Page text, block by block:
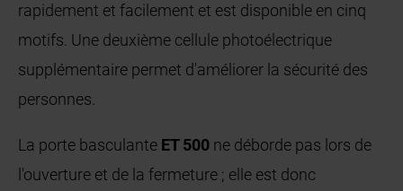
rapidement et facilement et est disponible en cinq
motifs. Une deuxième cellule photoélectrique
supplémentaire permet d'améliorer la sécurité des
personnes.
La porte basculante ET 500 ne déborde pas lors de
l'ouverture et de la fermeture ; elle est donc